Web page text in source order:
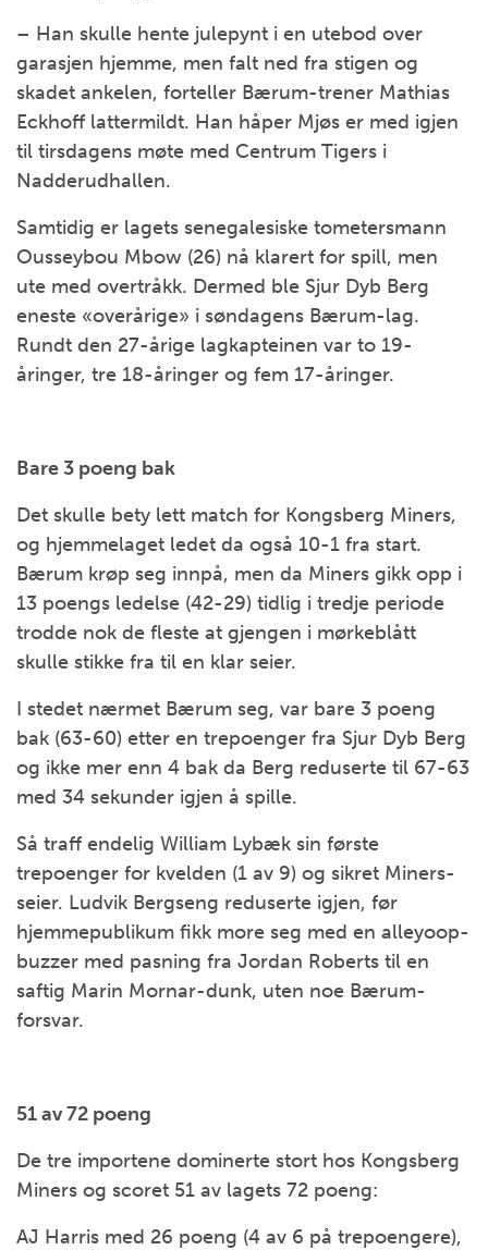
– Han skulle hente julepynt i en utebod over
garasjen hjemme, men falt ned fra stigen og
skadet ankelen, forteller Bærum-trener Mathias
Eckhoff lattermildt. Han håper Mjøs er med igjen
til tirsdagens møte med Centrum Tigers i
Nadderudhallen.
Samtidig er lagets senegalesiske tometersmann
Ousseybou Mbow (26) nå klarert for spill, men
ute med overtråkk. Dermed ble Sjur Dyb Berg
eneste «overårige» i søndagens Bærum-lag.
Rundt den 27-årige lagkapteinen var to 19-
åringer, tre 18-åringer og fem 17-åringer.
Bare 3 poeng bak
Det skulle bety lett match for Kongsberg Miners,
og hjemmelaget ledet da også 10-1 fra start.
Bærum krøp seg innpå, men da Miners gikk opp i
13 poengs ledelse (42-29) tidlig i tredje periode
trodde nok de fleste at gjengen i mørkeblått
skulle stikke fra til en klar seier.
I stedet nærmet Bærum seg, var bare 3 poeng
bak (63-60) etter en trepoenger fra Sjur Dyb Berg
og ikke mer enn 4 bak da Berg reduserte til 67-63
med 34 sekunder igjen å spille.
Så traff endelig William Lybæk sin første
trepoenger for kvelden (1 av 9) og sikret Miners-
seier. Ludvik Bergseng reduserte igjen, før
hjemmepublikum fikk more seg med en alleyoop-
buzzer med pasning fra Jordan Roberts til en
saftig Marin Mornar-dunk, uten noe Bærum-
forsvar.
51 av 72 poeng
De tre importene dominerte stort hos Kongsberg
Miners og scoret 51 av lagets 72 poeng:
AJ Harris med 26 poeng (4 av 6 på trepoengere),